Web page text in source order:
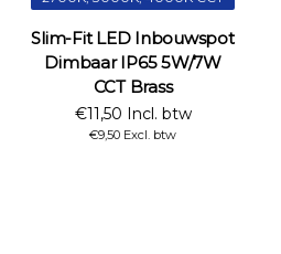
Slim-Fit LED Inbouwspot
Dimbaar IP65 5W/7W
CCT Brass
€11,50 Incl. btw
€9,50 Excl. btw